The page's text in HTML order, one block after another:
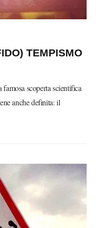
TEMPISMO
scoperta scientifica
anche definita: il